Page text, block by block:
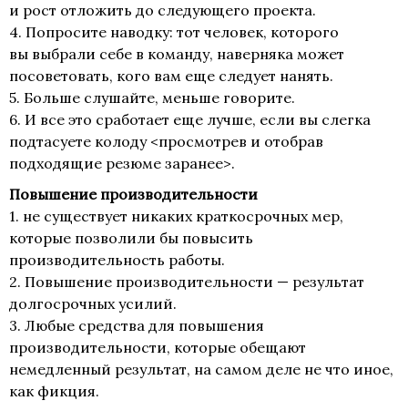
и рост отложить до следующего проекта.
4. Попросите наводку: тот человек, которого
вы выбрали себе в команду, наверняка может
посоветовать, кого вам еще следует нанять.
5. Больше слушайте, меньше говорите.
6. И все это сработает еще лучше, если вы слегка
подтасуете колоду <просмотрев и отобрав
подходящие резюме заранее>.
Повышение производительности
1. не существует никаких краткосрочных мер,
которые позволили бы повысить
производительность работы.
2. Повышение производительности — результат
долгосрочных усилий.
3. Любые средства для повышения
производительности, которые обещают
немедленный результат, на самом деле не что иное,
как фикция.